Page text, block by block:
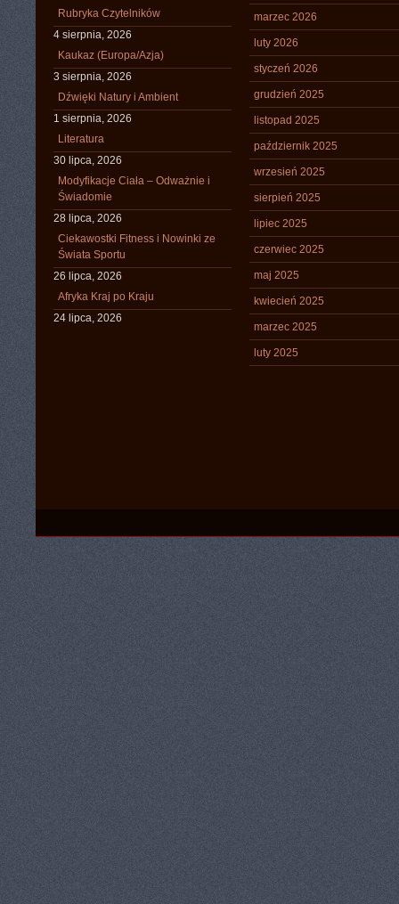
Rubryka Czytelników
4 sierpnia, 2026
Kaukaz (Europa/Azja)
3 sierpnia, 2026
Dźwięki Natury i Ambient
1 sierpnia, 2026
Literatura
30 lipca, 2026
Modyfikacje Ciała – Odważnie i
Świadomie
28 lipca, 2026
Ciekawostki Fitness i Nowinki ze
Świata Sportu
26 lipca, 2026
Afryka Kraj po Kraju
24 lipca, 2026
marzec 2026
luty 2026
styczeń 2026
grudzień 2025
listopad 2025
październik 2025
wrzesień 2025
sierpień 2025
lipiec 2025
czerwiec 2025
maj 2025
kwiecień 2025
marzec 2025
luty 2025